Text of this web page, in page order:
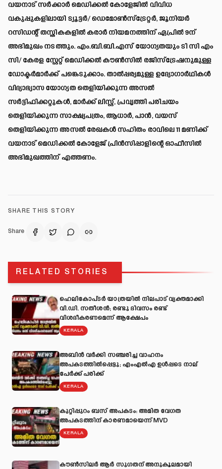
വയനാട് സർക്കാർ മെഡിക്കൽ കോളേജിൽ വിവിധ
വകുപ്പുകളിലായി ട്യൂട്ടർ/ ഡെമോൺസ്ട്രേറ്റർ, ജൂനിയർ
റസിഡന്റ് തസ്തികകളിൽ കരാർ നിയമനത്തിന് ഏപ്രിൽ 9ന്
അഭിമുഖം നടത്തും. എം.ബി.ബി.എസ് യോഗ്യതയും ടി സി എം
സി/ കേരള സ്റ്റേറ്റ് മെഡിക്കൽ കൗൺസിൽ രജിസ്ട്രേഷനുമുള്ള
ഡോക്ടർമാർക്ക് പങ്കെടുക്കാം. താൽപ്പര്യമുള്ള ഉദ്യോഗാർഥികൾ
വിദ്യാഭ്യാസ യോഗ്യത തെളിയിക്കുന്ന അസൽ
സർട്ടിഫിക്കറ്റുകൾ, മാർക്ക് ലിസ്റ്റ്, പ്രവൃത്തി പരിചയം
തെളിയിക്കുന്ന സാക്ഷ്യപത്രം, ആധാർ, പാൻ, വയസ്
തെളിയിക്കുന്ന അസൽ രേഖകൾ സഹിതം രാവിലെ 11 മണിക്ക്
വയനാട് മെഡിക്കൽ കോളേജ് പ്രിൻസിപ്പാളിന്റെ ഓഫീസിൽ
അഭിമുഖത്തിന് എത്തണം.
SHARE THIS STORY
Share
RELATED STORIES
ഹെലികോപ്ടർ യാത്രയിൽ നിലപാട് വ്യക്തമാക്കി
വി.ഡി. സതീശൻ; രണ്ടു ദിവസം രണ്ട്
വിശദീകരണമെന്ന് ആക്ഷേപം
KERALA
അബിന്‍ വര്‍ക്കി സഞ്ചരിച്ച വാഹനം
അപകടത്തില്‍പ്പെട്ടു; എംഎല്‍എ ഉള്‍പ്പടെ നാല്
പേര്‍ക്ക് പരിക്ക്
KERALA
കുറ്റിപ്പുറം ബസ് അപകടം: അമിത വേഗത
അപകടത്തിന് കാരണമായെന്ന് MVD
KERALA
കൗൺസിലർ ആർ സുഗതന് അനുകൂലമായി